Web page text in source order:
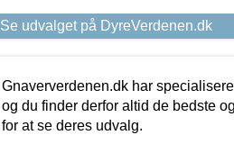
Se udvalget på DyreVerdenen.dk
Gnaververdenen.dk har
og du finder derfor altid de bedste
for at se deres udvalg.